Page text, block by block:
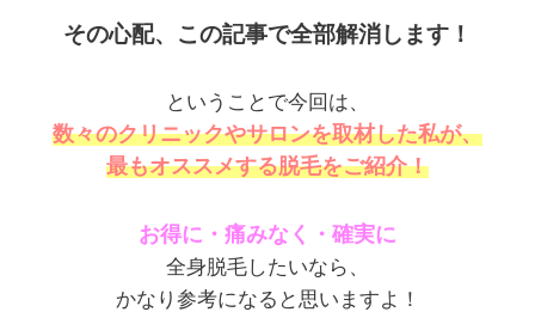
その心配、この記事で全部解消します！
ということで今回は、
数々のクリニックやサロンを取材した私が、
最もオススメする脱毛をご紹介！
お得に・痛みなく・確実に
全身脱毛したいなら、
かなり参考になると思いますよ！